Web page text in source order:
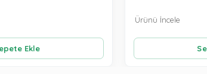
Ekle
Ürünü İncele